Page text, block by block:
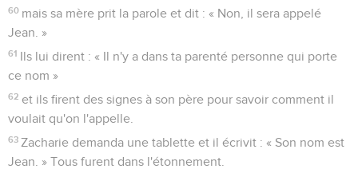
60 mais sa mère prit la parole et dit : « Non, il sera appelé
Jean. »
61 Ils lui dirent : « Il n'y a dans ta parenté personne qui porte
ce nom »
62 et ils firent des signes à son père pour savoir comment il
voulait qu'on l'appelle.
63 Zacharie demanda une tablette et il écrivit : « Son nom est
Jean. » Tous furent dans l'étonnement.